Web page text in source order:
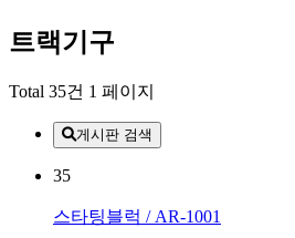
트랙기구
Total 35건 1 페이지
게시판 검색
35
스타팅블럭 / AR-1001